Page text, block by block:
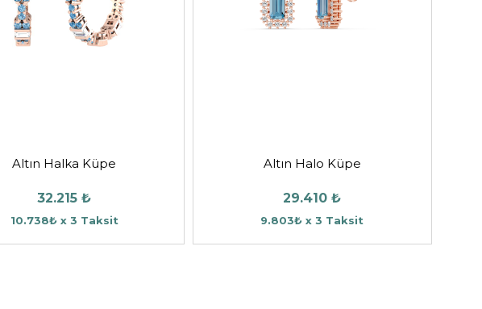
Altın Halka Küpe
32.215 ₺
10.738₺ x 3 Taksit
Altın Halo Küpe
29.410 ₺
9.803₺ x 3 Taksit